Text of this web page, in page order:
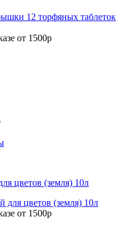
от 1500р
цветов (земля) 10л
от 1500р